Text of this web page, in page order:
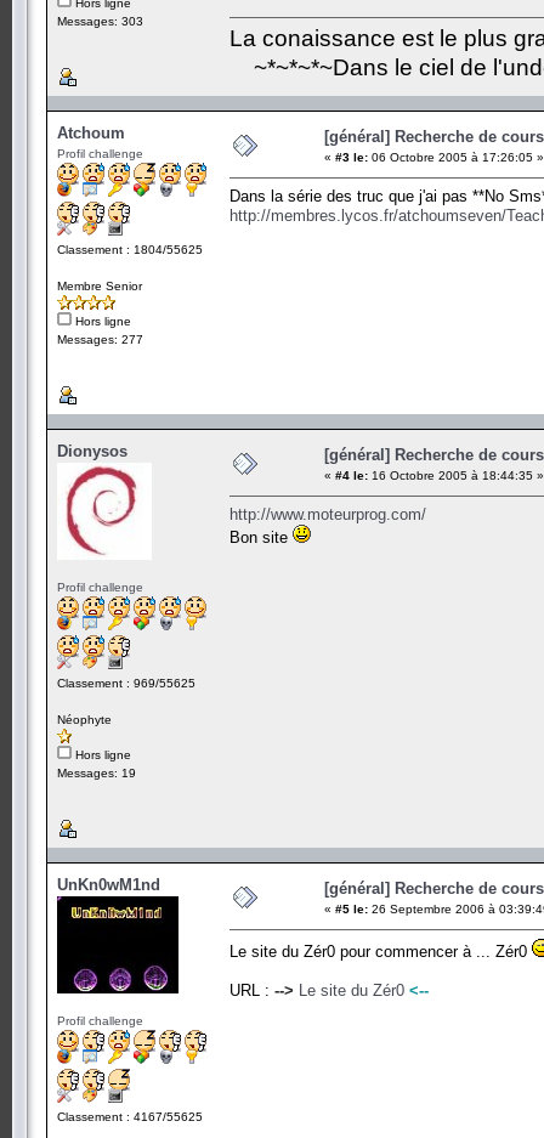
Hors ligne
Messages: 303
La conaissance est le plus
~*~*~*~Dans le ciel de
Atchoum
Profil challenge
Classement : 1804/55625
Membre Senior
Hors ligne
Messages: 277
[général] Recherche de
« #3 le: 06 Octobre 2005 à 17:26:05 »
Dans la série des truc que j'ai pas **No
http://membres.lycos.fr/atchoumseven/
Dionysos
Profil challenge
Classement : 969/55625
Néophyte
Hors ligne
Messages: 19
[général] Recherche de
« #4 le: 16 Octobre 2005 à 18:44:35 »
http://www.moteurprog.com/
Bon site
UnKn0wM1nd
Profil challenge
Classement : 4167/55625
[général] Recherche de
« #5 le: 26 Septembre 2006 à
Le site du Zér0 pour commencer à ... Zér0
URL : --> Le site du Zér0 <--